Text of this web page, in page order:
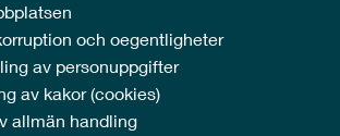
och oegentligheter
av personuppgifter
av kakor (cookies)
allmän handling